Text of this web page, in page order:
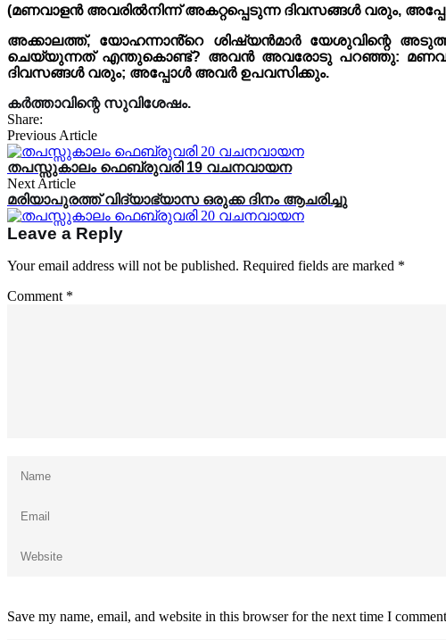
(മണവാളൻ അവരിൽനിന്ന് അകറ്റപ്പെടുന്ന ദിവസങ്ങൾ വരും,
അക്കാലത്ത്, യോഹന്നാൻ്റെ ശിഷ്യൻമാർ യേശുവിന്റെ
ചെയ്യുന്നത് എന്തുകൊണ്ട്? അവൻ അവരോടു പറഞ്ഞു: മണവാളൻ
ദിവസങ്ങൾ വരും; അപ്പോൾ അവർ ഉപവസിക്കും.
കർത്താവിന്റെ സുവിശേഷം.
Share:
Previous Article
തപസ്സുകാലം ഫെബ്രുവരി 19 വചനവായന
Next Article
മരിയാപുരത്ത്‌ വിദ്യാഭ്യാസ ഒരുക്ക ദിനം ആചരിച്ചു
Leave a Reply
Your email address will not be published. Required fields are marked *
Comment *
Save my name, email, and website in this browser for the next time I